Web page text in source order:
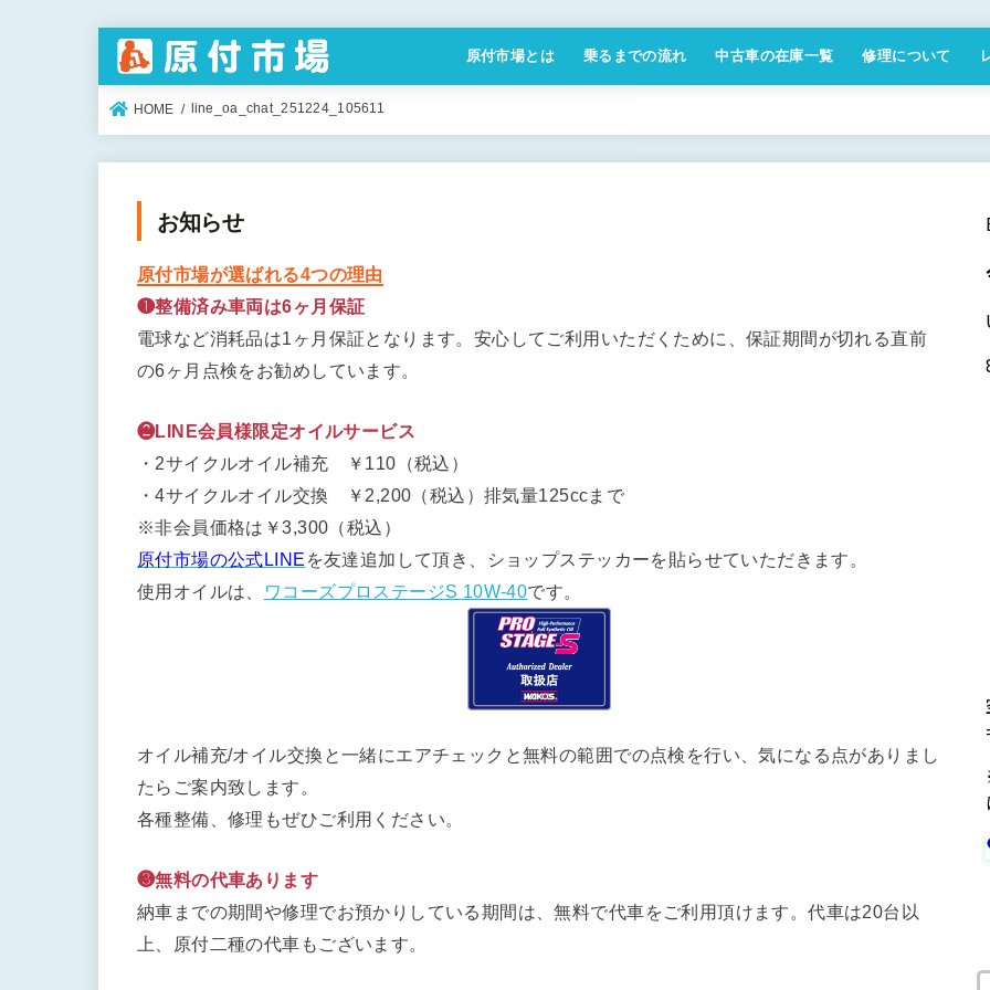
原付市場とは 乗るまでの流れ 中古車の在庫一覧 修理について
HOME line_oa_chat_251224_105611
お知らせ
原付市場が選ばれる4つの理由
❶整備済み車両は6ヶ月保証
電球など消耗品は1ヶ月保証となります。安心してご利用いただくために、保証期間が切れる直前
の6ヶ月点検をお勧めしています。
❷LINE会員様限定オイルサービス
・2サイクルオイル補充 ￥110（税込）
・4サイクルオイル交換 ￥2,200（税込）排気量125ccまで
※非会員価格は￥3,300（税込）
原付市場の公式LINE を友達追加して頂き、ショップステッカーを貼らせていただきます。
使用オイルは、
ワコーズプロステージS 10W-40です。
オイル補充/オイル交換と一緒にエアチェックと無料の範囲での点検を行い、気になる点がありまし
たらご案内致します。
各種整備、修理もぜひご利用ください。
❸無料の代車あります
納車までの期間や修理でお預かりしている期間は、無料で代車をご利用頂けます。代車は20台以
上、原付二種の代車もございます。